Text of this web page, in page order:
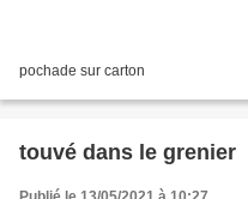
pochade sur carton
touvé dans le grenier